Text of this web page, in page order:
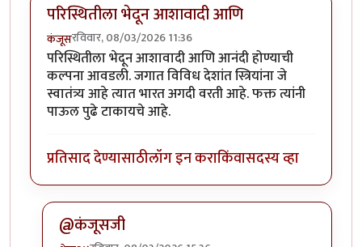
परिस्थितीला भेदून आशावादी आणि
कंजूसरविवार, 08/03/2026 11:36
परिस्थितीला भेदून आशावादी आणि आनंदी होण्याची
कल्पना आवडली. जगात विविध देशांत स्त्रियांना जे
स्वातंत्र्य आहे त्यात भारत अगदी वरती आहे. फक्त त्यांनी
पाऊल पुढे टाकायचे आहे.
प्रतिसाद देण्यासाठीलॉग इन कराकिंवासदस्य व्हा
@कंजूसजी